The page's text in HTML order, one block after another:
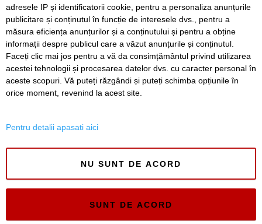
VIDEO. STPT a frezat peste 25 de kilometri de linii de
tramvai. Lațcău: „Călătoria va deveni mult mai
confortabilă”
SERVICII Redactia
Folosinta Cookie-urilor
Timiș Online
adresele IP și identificatorii cookie, pentru a personaliza anunțurile
publicitare și conținutul în funcție de interesele dvs., pentru a
măsura eficiența anunțurilor și a conținutului și pentru a obține
informații despre publicul care a văzut anunțurile și conținutul.
Faceți clic mai jos pentru a vă da consimțământul privind utilizarea
acestei tehnologii și procesarea datelor dvs. cu caracter personal în
aceste scopuri. Vă puteți răzgândi și puteți schimba opțiunile în
orice moment, revenind la acest site.
Pentru detalii apasati aici
NU SUNT DE ACORD
SUNT DE ACORD